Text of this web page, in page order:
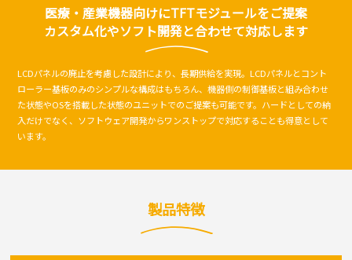
医療・産業機器向けにTFTモジュールをご提案
カスタム化やソフト開発と合わせて対応します
LCDパネルの廃止を考慮した設計により、長期供給を実現。LCDパネルとコント
ローラー基板のみのシンプルな構成はもちろん、機器側の制御基板と組み合わせ
た状態やOSを搭載した状態のユニットでのご提案も可能です。ハードとしての納
入だけでなく、ソフトウェア開発からワンストップで対応することも得意として
います。
製品特徴